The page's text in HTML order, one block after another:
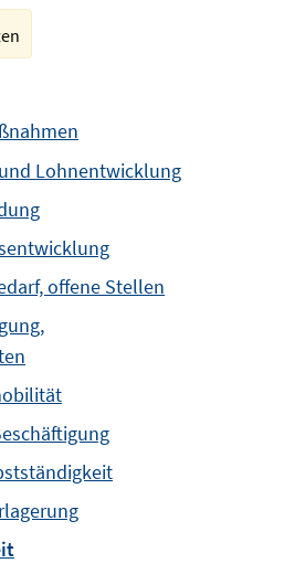
Lohnentwicklung
offene Stellen